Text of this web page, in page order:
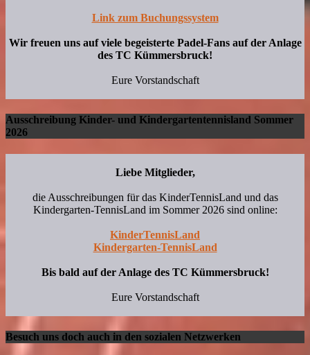
Link zum Buchungssystem
Wir freuen uns auf viele begeisterte Padel-Fans auf der Anlage
des TC Kümmersbruck!
Eure Vorstandschaft
Ausschreibung Kinder- und Kindergartentennisland Sommer
2026
Liebe Mitglieder,
die Ausschreibungen für das KinderTennisLand und das
Kindergarten-TennisLand im Sommer 2026 sind online:
KinderTennisLand
Kindergarten-TennisLand
Bis bald auf der Anlage des TC Kümmersbruck!
Eure Vorstandschaft
Besuch uns doch auch in den sozialen Netzwerken